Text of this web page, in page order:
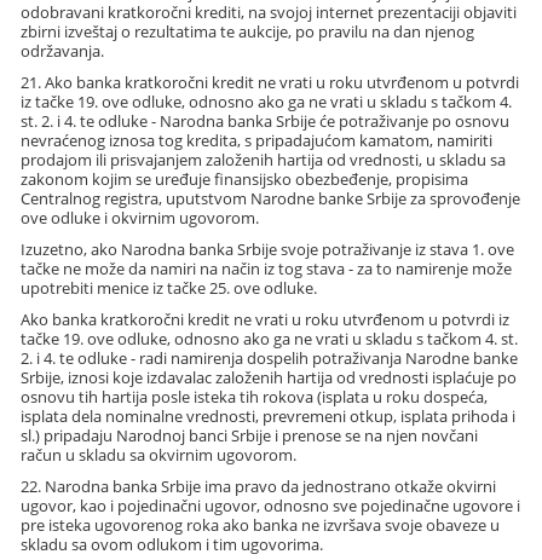
odobravani kratkoročni krediti, na svojoj internet prezentaciji objaviti
zbirni izveštaj o rezultatima te aukcije, po pravilu na dan njenog
održavanja.
21. Ako banka kratkoročni kredit ne vrati u roku utvrđenom u potvrdi
iz tačke 19. ove odluke, odnosno ako ga ne vrati u skladu s tačkom 4.
st. 2. i 4. te odluke - Narodna banka Srbije će potraživanje po osnovu
nevraćenog iznosa tog kredita, s pripadajućom kamatom, namiriti
prodajom ili prisvajanjem založenih hartija od vrednosti, u skladu sa
zakonom kojim se uređuje finansijsko obezbeđenje, propisima
Centralnog registra, uputstvom Narodne banke Srbije za sprovođenje
ove odluke i okvirnim ugovorom.
Izuzetno, ako Narodna banka Srbije svoje potraživanje iz stava 1. ove
tačke ne može da namiri na način iz tog stava - za to namirenje može
upotrebiti menice iz tačke 25. ove odluke.
Ako banka kratkoročni kredit ne vrati u roku utvrđenom u potvrdi iz
tačke 19. ove odluke, odnosno ako ga ne vrati u skladu s tačkom 4. st.
2. i 4. te odluke - radi namirenja dospelih potraživanja Narodne banke
Srbije, iznosi koje izdavalac založenih hartija od vrednosti isplaćuje po
osnovu tih hartija posle isteka tih rokova (isplata u roku dospeća,
isplata dela nominalne vrednosti, prevremeni otkup, isplata prihoda i
sl.) pripadaju Narodnoj banci Srbije i prenose se na njen novčani
račun u skladu sa okvirnim ugovorom.
22. Narodna banka Srbije ima pravo da jednostrano otkaže okvirni
ugovor, kao i pojedinačni ugovor, odnosno sve pojedinačne ugovore i
pre isteka ugovorenog roka ako banka ne izvršava svoje obaveze u
skladu sa ovom odlukom i tim ugovorima.